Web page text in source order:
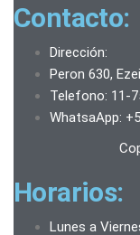
Contacto:
Dirección:
Peron 630,
Telefono: 11-
WhatsaApp:
Horarios:
Lunes a